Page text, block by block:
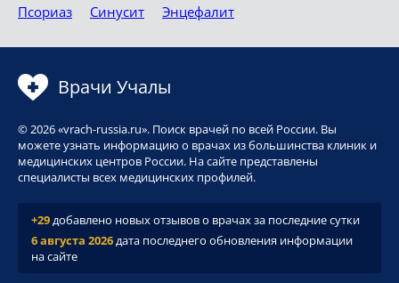
Псориаз
Синусит Энцефалит
Врачи Учалы
© 2026 «vrach-russia.ru». Поиск врачей по всей России. Вы
можете узнать информацию о врачах из большинства клиник и
медицинских центров России. На сайте представлены
специалисты всех медицинских профилей.
+29добавлено новых отзывов о врачах за последние сутки
6 августа 2026дата последнего обновления информации
на сайте